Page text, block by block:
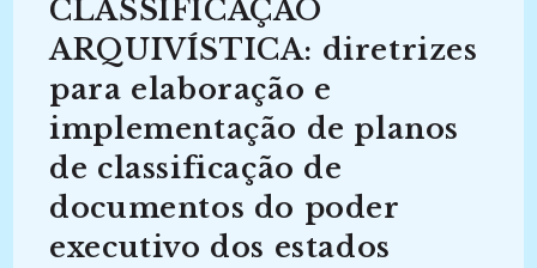
Planos
De
Classificação
De
Documentos
Do
Executivo
Dos
Estados
Brasileiros
(2023)
CLASSIFICAÇÃO
ARQUIVÍSTICA: diretrizes
para elaboração e
implementação de planos
de classificação de
documentos do poder
executivo dos estados